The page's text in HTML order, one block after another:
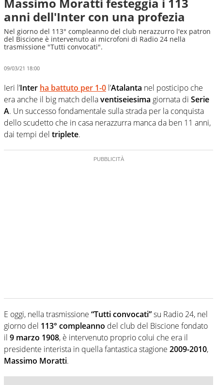
anni dell'Inter con una profezia
Nel giorno del 113° compleanno del club nerazzurro l'ex patron
del Biscione è intervenuto ai microfoni di Radio 24 nella
trasmissione "Tutti convocati".
09/03/21 18:00
Ieri l’Inter ha battuto per 1-0 l’Atalanta nel posticipo che
era anche il big match dellaventiseiesima giornata di Serie
A. Un successo fondamentale sulla strada per la conquista
dello scudetto che in casa nerazzurra manca da ben 11 anni,
dai tempi del triplete.
E oggi, nella trasmissione “Tutti convocati”su Radio 24, nel
giorno del 113° compleanno del club del Biscione fondato
il 9 marzo 1908, è intervenuto proprio colui che era il
presidente interista in quella fantastica stagione 2009-2010,
Massimo Moratti.